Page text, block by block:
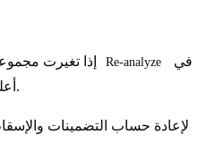
Re-analyze
أعلى اللوحة للمالكين والمحررين.